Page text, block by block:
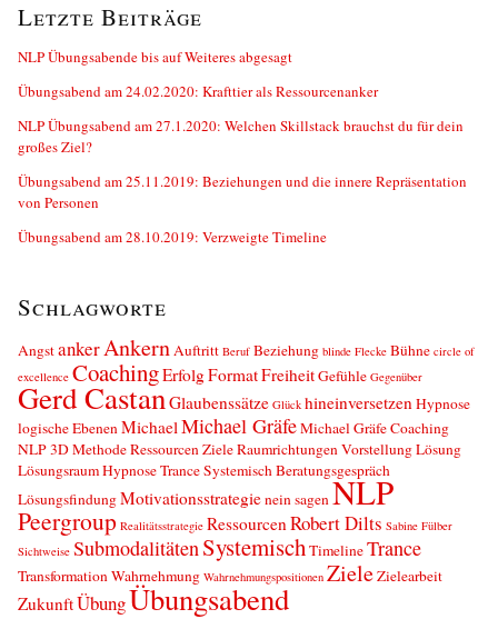
Letzte Beiträge
NLP Übungsabende bis auf Weiteres abgesagt
Übungsabend am 24.02.2020: Krafttier als Ressourcenanker
NLP Übungsabend am 27.1.2020: Welchen Skillstack brauchst du für dein
großes Ziel?
Übungsabend am 25.11.2019: Beziehungen und die innere Repräsentation
von Personen
Übungsabend am 28.10.2019: Verzweigte Timeline
Schlagworte
AngstankerAnkernAuftritt Beruf Beziehung blinde Flecke Bühne circle of
excellence CoachingErfolgFormatFreiheitGefühle Gegenüber
Gerd CastanGlaubenssätze Glück hineinversetzenHypnose
logische EbenenMichaelMichael GräfeMichael Gräfe Coaching
NLP 3D Methode Ressourcen Ziele Raumrichtungen Vorstellung Lösung
Lösungsraum Hypnose Trance Systemisch Beratungsgespräch
LösungsfindungMotivationsstrategienein sagenNLP
Peergroup Realitätsstrategie RessourcenRobert Dilts Sabine Fülber
Sichtweise SubmodalitätenSystemischTimelineTrance
TransformationWahrnehmung Wahrnehmungspositionen ZieleZielearbeit
ZukunftÜbungÜbungsabend